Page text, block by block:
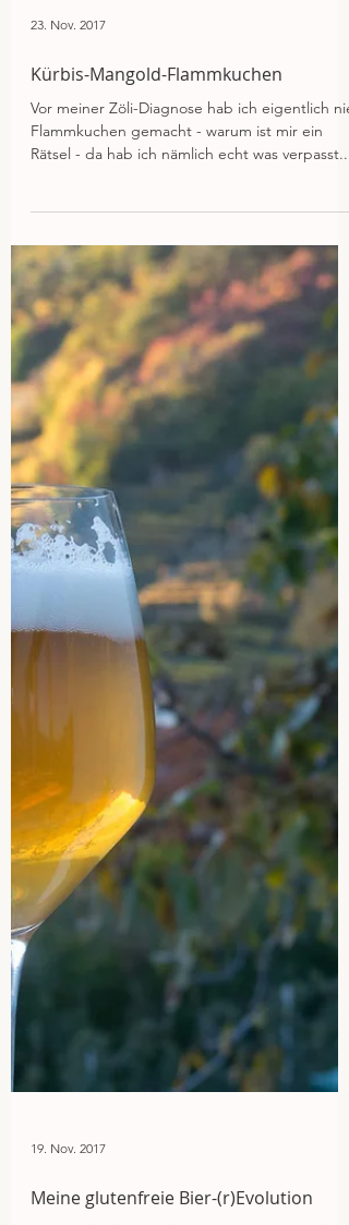
23. Nov. 2017
Kürbis-Mangold-Flammkuchen
Vor meiner Zöli-Diagnose hab ich eigentlich nie
Flammkuchen gemacht - warum ist mir ein
Rätsel - da hab ich nämlich echt was verpasst....